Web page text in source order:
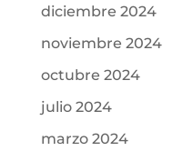
diciembre 2024
noviembre 2024
octubre 2024
julio 2024
marzo 2024